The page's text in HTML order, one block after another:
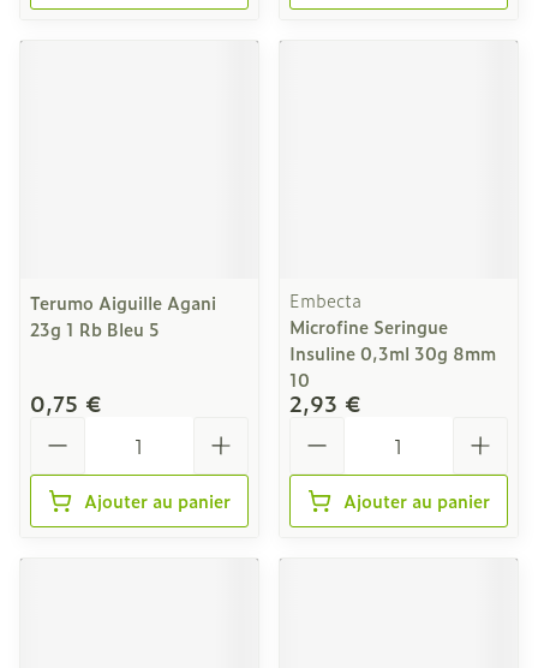
Terumo Aiguille Agani
23g 1 Rb Bleu 5
0,75 €
Ajouter au panier
Embecta
Microfine Seringue
Insuline 0,3ml 30g 8mm
10
2,93 €
Ajouter au panier